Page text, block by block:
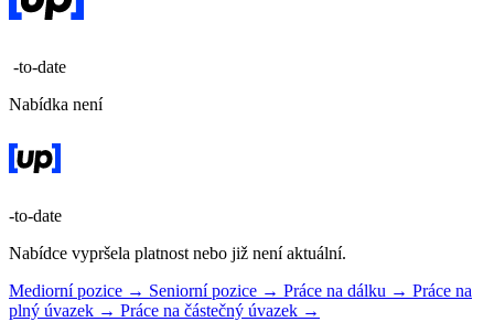
-to-date
Nabídka není
-to-date
Nabídce vypršela platnost nebo již není aktuální.
Mediorní pozice → Seniorní pozice → Práce na dálku → Práce na
plný úvazek → Práce na částečný úvazek →